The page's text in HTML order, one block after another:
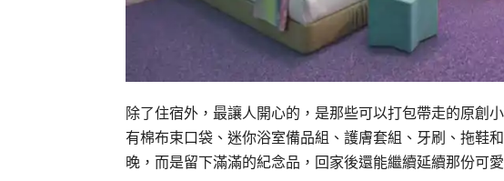
除了住宿外，最讓人開心的，是那些可以打包帶走的原創
有棉布束口袋、迷你浴室備品組、護膚套組、牙刷、拖鞋
晚，而是留下滿滿的紀念品，回家後還能繼續延續那份可愛